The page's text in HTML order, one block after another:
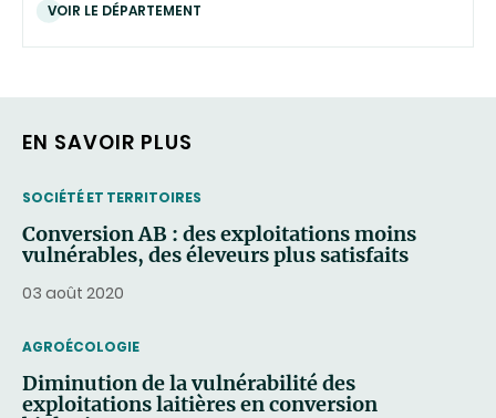
VOIR LE DÉPARTEMENT
EN SAVOIR PLUS
THEMATIC
SOCIÉTÉ ET TERRITOIRES
Conversion AB : des exploitations moins
vulnérables, des éleveurs plus satisfaits
03 août 2020
THEMATIC
AGROÉCOLOGIE
Diminution de la vulnérabilité des
exploitations laitières en conversion